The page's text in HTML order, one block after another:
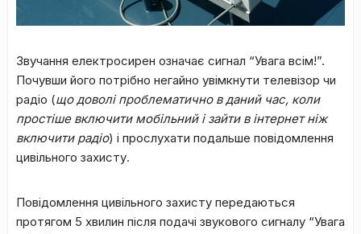
Звучання електросирен означає сигнал “Увага всім!”.
Почувши його потрібно негайно увімкнути телевізор чи
радіо (що доволі проблематично в даний час, коли
простіше включити мобільний і зайти в інтернет ніж
включити радіо) і прослухати подальше повідомлення
цивільного захисту.
Повідомлення цивільного захисту передаються
протягом 5 хвилин після подачі звукового сигналу “Увага